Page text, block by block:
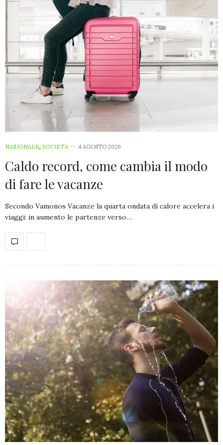
NAZIONALE, SOCIETÀ 4 AGOSTO 2026
Caldo record, come cambia il modo
di fare le vacanze
Secondo Vamonos Vacanze la quarta ondata di calore accelera i
viaggi: in aumento le partenze verso…